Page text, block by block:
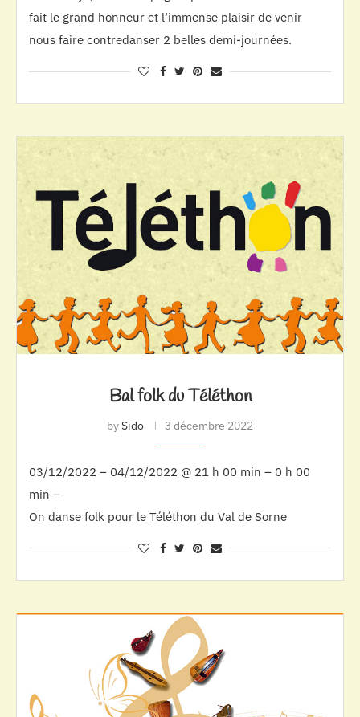
fait le grand honneur et l’immense plaisir de venir
nous faire contredanser 2 belles demi-journées.
Bal folk du Téléthon
bySido 3 décembre 2022
03/12/2022 – 04/12/2022 @ 21 h 00 min – 0 h 00
min –
On danse folk pour le Téléthon du Val de Sorne